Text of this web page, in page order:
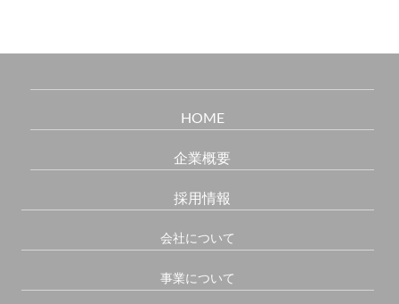
HOME
企業概要
採用情報
会社について
事業について